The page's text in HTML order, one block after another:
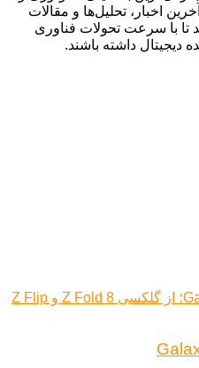
اخبار، تحلیل‌ها و مقالات
با سرعت تحولات فناوری
دیجیتال داشته باشند.